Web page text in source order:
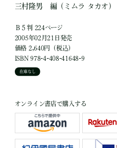
三村隆男
編（ミムラ タカオ）
Ｂ５判 224ページ
2005年02月21日発売
価格 2,640円（税込）
ISBN 978-4-408-41648-9
在庫なし
オンライン書店で購入する